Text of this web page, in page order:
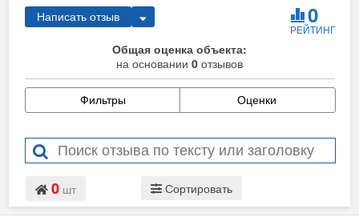
Плюсы и
минусы
Рекомендации
Собираюсь
сюда
Я
Написать отзыв 0
РЕЙТИНГ
Общая оценка объекта:
на основании 0 отзывов
Фильтры Оценки
0 шт Сортировать